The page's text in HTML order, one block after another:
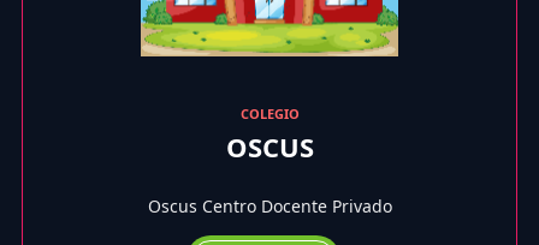
COLEGIO
OSCUS
Oscus Centro Docente Privado